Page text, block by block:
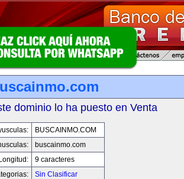
dominio lo ha puesto en Venta
BUSCAINMO.COM
buscainmo.com
Longitud:
9 caracteres
Sin Clasificar